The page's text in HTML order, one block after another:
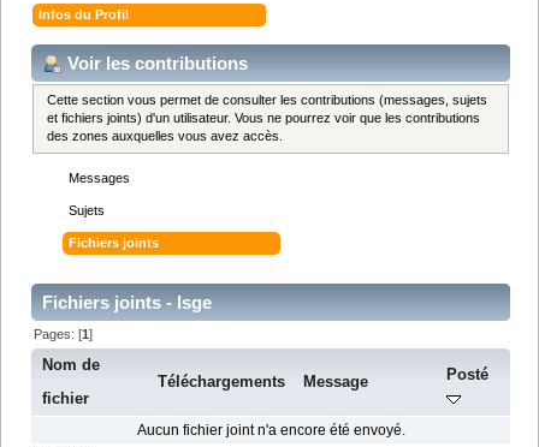
Infos du Profil
Voir les contributions
Cette section vous permet de consulter les contributions (messages, sujets
et fichiers joints) d'un utilisateur. Vous ne pourrez voir que les contributions
des zones auxquelles vous avez accès.
Messages
Sujets
Fichiers joints
Fichiers joints - lsge
Pages: [1]
Nom de
fichier
Téléchargements Message Posté
Aucun fichier joint n'a encore été envoyé.